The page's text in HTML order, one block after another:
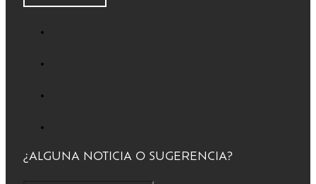
¿ALGUNA NOTICIA O SUGERENCIA?